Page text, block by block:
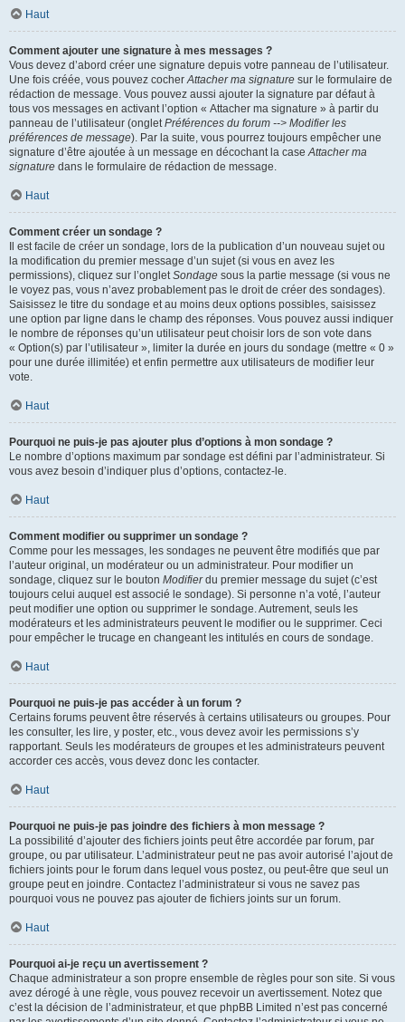
Haut
Comment ajouter une signature à mes messages ?
Vous devez d’abord créer une signature depuis votre panneau de l’utilisateur.
Une fois créée, vous pouvez cocherAttacher ma signature sur le formulaire de
rédaction de message. Vous pouvez aussi ajouter la signature par défaut à
tous vos messages en activant l’option « Attacher ma signature » à partir du
panneau de l’utilisateur (ongletPréférences du forum --> Modifier les
préférences de message). Par la suite, vous pourrez toujours empêcher une
signature d’être ajoutée à un message en décochant la caseAttacher ma
signature dans le formulaire de rédaction de message.
Haut
Comment créer un sondage ?
Il est facile de créer un sondage, lors de la publication d’un nouveau sujet ou
la modification du premier message d’un sujet (si vous en avez les
permissions), cliquez sur l’ongletSondage sous la partie message (si vous ne
le voyez pas, vous n’avez probablement pas le droit de créer des sondages).
Saisissez le titre du sondage et au moins deux options possibles, saisissez
une option par ligne dans le champ des réponses. Vous pouvez aussi indiquer
le nombre de réponses qu’un utilisateur peut choisir lors de son vote dans
« Option(s) par l’utilisateur », limiter la durée en jours du sondage (mettre « 0 »
pour une durée illimitée) et enfin permettre aux utilisateurs de modifier leur
vote.
Haut
Pourquoi ne puis-je pas ajouter plus d’options à mon sondage ?
Le nombre d’options maximum par sondage est défini par l’administrateur. Si
vous avez besoin d’indiquer plus d’options, contactez-le.
Haut
Comment modifier ou supprimer un sondage ?
Comme pour les messages, les sondages ne peuvent être modifiés que par
l’auteur original, un modérateur ou un administrateur. Pour modifier un
sondage, cliquez sur le bouton Modifierdu premier message du sujet (c’est
toujours celui auquel est associé le sondage). Si personne n’a voté, l’auteur
peut modifier une option ou supprimer le sondage. Autrement, seuls les
modérateurs et les administrateurs peuvent le modifier ou le supprimer. Ceci
pour empêcher le trucage en changeant les intitulés en cours de sondage.
Haut
Pourquoi ne puis-je pas accéder à un forum ?
Certains forums peuvent être réservés à certains utilisateurs ou groupes. Pour
les consulter, les lire, y poster, etc., vous devez avoir les permissions s’y
rapportant. Seuls les modérateurs de groupes et les administrateurs peuvent
accorder ces accès, vous devez donc les contacter.
Haut
Pourquoi ne puis-je pas joindre des fichiers à mon message ?
La possibilité d’ajouter des fichiers joints peut être accordée par forum, par
groupe, ou par utilisateur. L’administrateur peut ne pas avoir autorisé l’ajout de
fichiers joints pour le forum dans lequel vous postez, ou peut-être que seul un
groupe peut en joindre. Contactez l’administrateur si vous ne savez pas
pourquoi vous ne pouvez pas ajouter de fichiers joints sur un forum.
Haut
Pourquoi ai-je reçu un avertissement ?
Chaque administrateur a son propre ensemble de règles pour son site. Si vous
avez dérogé à une règle, vous pouvez recevoir un avertissement. Notez que
c’est la décision de l’administrateur, et que phpBB Limited n’est pas concerné